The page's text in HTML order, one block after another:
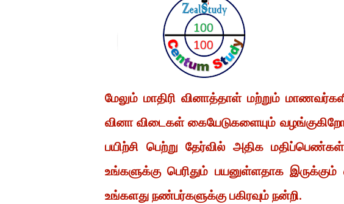
மேலும் மாதிரி வினாத்தாள் மற்றும்
வினா விடைகள் கையேடுகளையும்
பயிற்சி பெற்று தேர்வில் அதிக
உங்களுக்கு பெரிதும் பயனுள்ளதாக
உங்களது நண்பர்களுக்கு பகிரவும் நன்றி.